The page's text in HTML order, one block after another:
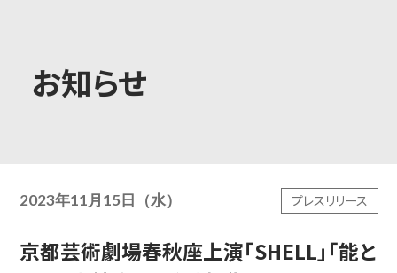
お知らせ
2023年11月15日（水） プレスリリース
京都芸術劇場春秋座上演「SHELL」「能と